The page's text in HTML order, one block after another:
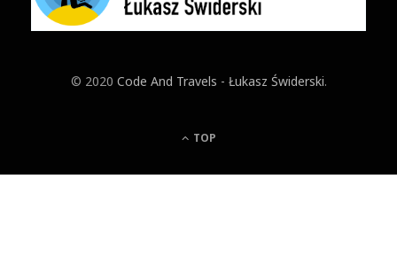
© 2020 Code And Travels - Łukasz Świderski.
TOP